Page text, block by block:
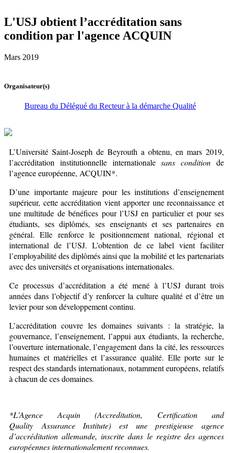
L'USJ obtient l’accréditation sans
condition par l'agence ACQUIN
Mars 2019
Organisateur(s)
Bureau du Délégué du Recteur à la démarche Qualité
L’Université Saint-Joseph de Beyrouth a obtenu, en mars 2019,
l’accréditation institutionnelle internationalesans condition de
l’agence européenne, ACQUIN*.
D’une importante majeure pour les institutions d’enseignement
supérieur, cette accréditation vient apporter une reconnaissance et
une multitude de bénéfices pour l’USJ en particulier et pour ses
étudiants, ses diplômés, ses enseignants et ses partenaires en
général. Elle renforce le positionnement national, régional et
international de l’USJ. L’obtention de ce label vient faciliter
l’employabilité des diplômés ainsi que la mobilité et les partenariats
avec des universités et organisations internationales.
Ce processus d’accréditation a été mené à l’USJ durant trois
années dans l’objectif d’y renforcer la culture qualité et d’être un
levier pour son développement continu.
L’accréditation couvre les domaines suivants : la stratégie, la
gouvernance, l’enseignement, l’appui aux étudiants, la recherche,
l’ouverture internationale, l’engagement dans la cité, les ressources
humaines et matérielles et l’assurance qualité. Elle porte sur le
respect des standards internationaux, notamment européens, relatifs
à chacun de ces domaines.
*L’Agence Acquin (Accreditation, Certification and
Quality Assurance Institute) est une prestigieuse agence
d’accréditation allemande, inscrite dans le registre des agences
européennes internationalement reconnues.